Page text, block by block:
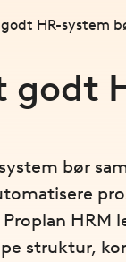
HR-system
godt
bør
HRM
struktur,